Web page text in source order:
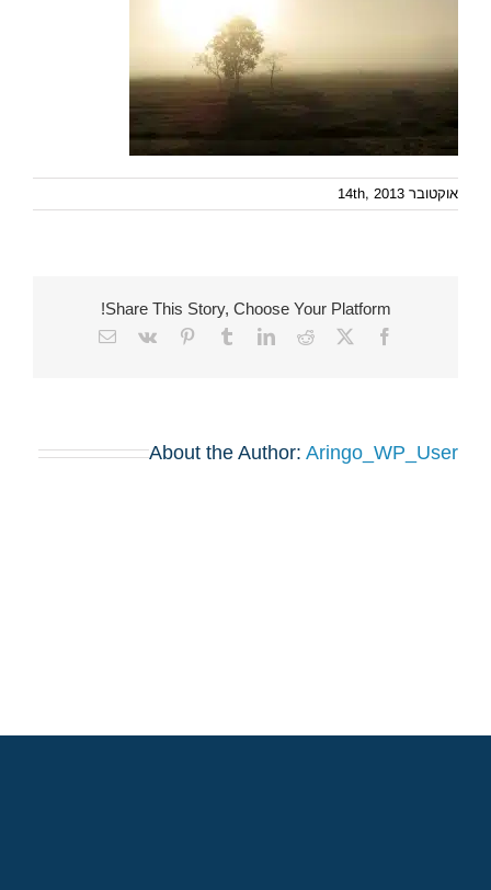
אוקטובר 14th, 2013
Share This Story, Choose Your Platform!
Facebook
X
Reddit
LinkedIn
Tumblr
Pinterest
Vk
Email
About the Author: Aringo_WP_User